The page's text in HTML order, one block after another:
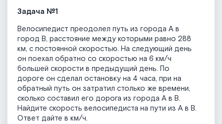
Задача №1
Велосипедист преодолел путь из города А в
город B, расстояние между которыми равно 288
км, с постоянной скоростью. На следующий день
он поехал обратно со скоростью на 6 км/ч
большей скорости в предыдущий день. По
дороге он сделал остановку на 4 часа, при на
обратный путь он затратил столько же времени,
сколько составил его дорога из города A в B.
Найдите скорость велосипедиста на пути из A в B.
Ответ дайте в км/ч.